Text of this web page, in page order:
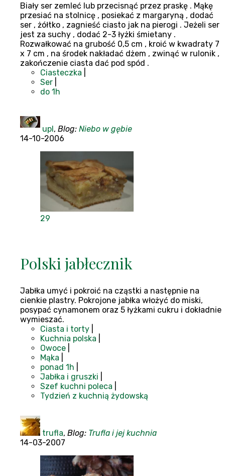
Biały ser zemleć lub przecisnąć przez praskę . Mąkę
przesiać na stolnicę , posiekać z margaryną , dodać
ser , żółtko , zagnieść ciasto jak na pierogi . Jeżeli ser
jest za suchy , dodać 2-3 łyżki śmietany .
Rozwałkować na grubość 0,5 cm , kroić w kwadraty 7
x 7 cm , na środek nakładać dżem , zwinąć w rulonik ,
zakończenie ciasta dać pod spód .
Ciasteczka
Ser
do 1h
upl, Blog: Niebo w gębie
14-10-2006
29
Polski jabłecznik
Jabłka umyć i pokroić na cząstki a następnie na
cienkie plastry. Pokrojone jabłka włożyć do miski,
posypać cynamonem oraz 5 łyżkami cukru i dokładnie
wymieszać.
Ciasta i torty
Kuchnia polska
Owoce
Mąka
ponad 1h
Jabłka i gruszki
Szef kuchni poleca
Tydzień z kuchnią żydowską
trufla, Blog: Trufla i jej kuchnia
14-03-2007